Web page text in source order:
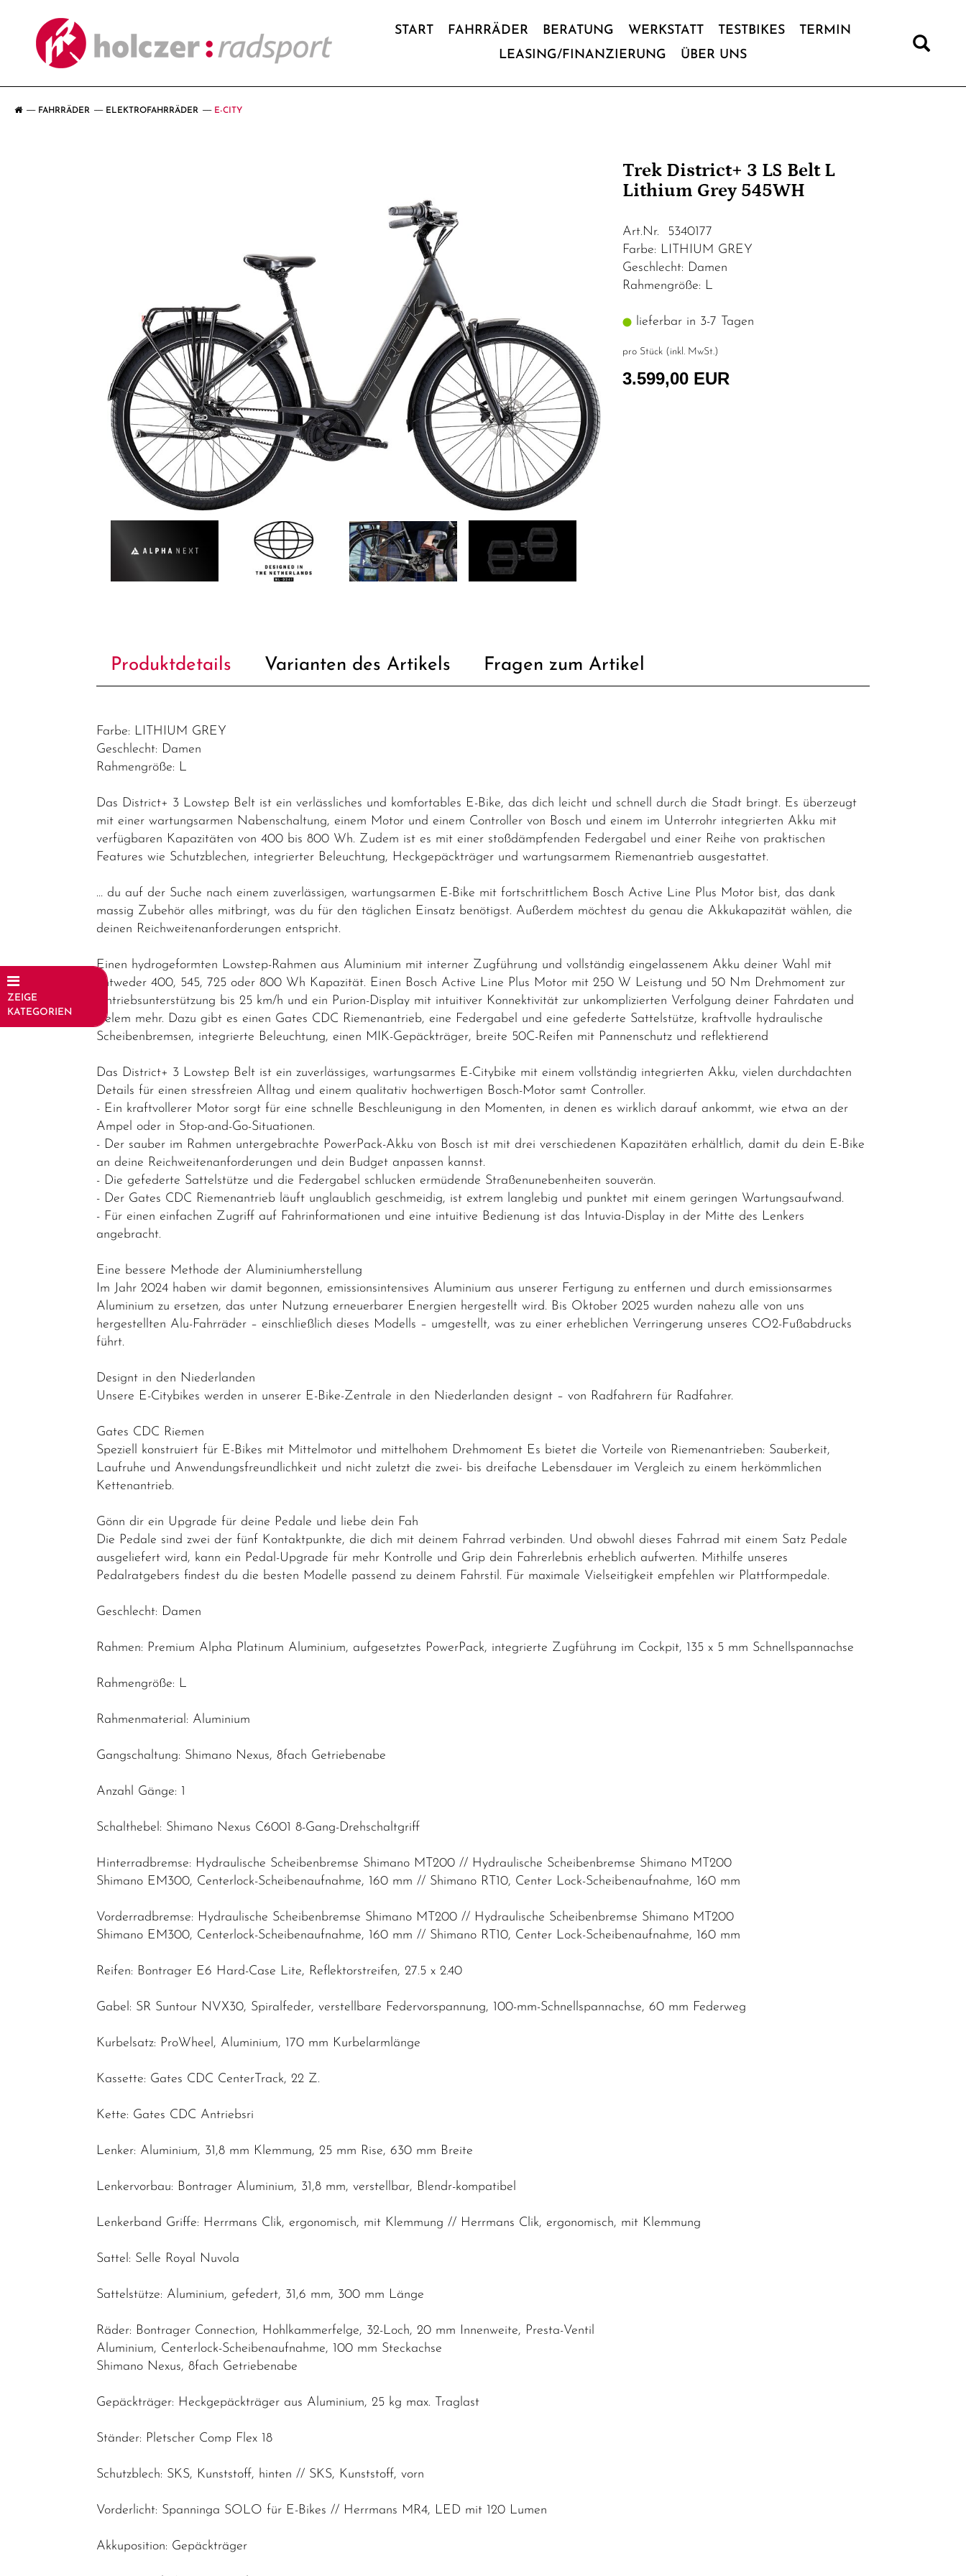
START FAHRRÄDER BERATUNG WERKSTATT TESTBIKES
TERMIN
LEASING/FINANZIERUNG
ÜBER UNS
FAHRRÄDER ELEKTROFAHRRÄDER E-CITY
ZEIGE
KATEGORIEN
Elektrofahrräder
Jugendfahrräder
Mountainbikes
Trek District+ 3 LS Belt L
Lithium Grey 545WH
Art.Nr. 5340177
Farbe: LITHIUM GREY
Geschlecht: Damen
Rahmengröße: L
lieferbar in 3-7 Tagen
pro Stück (inkl. MwSt.)
3.599,00 EUR
Produktdetails Varianten des Artikels Fragen zum Artikel
Farbe: LITHIUM GREY
Geschlecht: Damen
Rahmengröße: L
Das District+ 3 Lowstep Belt ist ein verlässliches und komfortables E-Bike, das dich leicht und schnell durch die Stadt bringt. Es überzeugt
mit einer wartungsarmen Nabenschaltung, einem Motor und einem Controller von Bosch und einem im Unterrohr integrierten Akku mit
verfügbaren Kapazitäten von 400 bis 800 Wh. Zudem ist es mit einer stoßdämpfenden Federgabel und einer Reihe von praktischen
Features wie Schutzblechen, integrierter Beleuchtung, Heckgepäckträger und wartungsarmem Riemenantrieb ausgestattet.
… du auf der Suche nach einem zuverlässigen, wartungsarmen E-Bike mit fortschrittlichem Bosch Active Line Plus Motor bist, das dank
massig Zubehör alles mitbringt, was du für den täglichen Einsatz benötigst. Außerdem möchtest du genau die Akkukapazität wählen, die
deinen Reichweitenanforderungen entspricht.
Einen hydrogeformten Lowstep-Rahmen aus Aluminium mit interner Zugführung und vollständig eingelassenem Akku deiner Wahl mit
entweder 400, 545, 725 oder 800 Wh Kapazität. Einen Bosch Active Line Plus Motor mit 250 W Leistung und 50 Nm Drehmoment zur
Antriebsunterstützung bis 25 km/h und ein Purion-Display mit intuitiver Konnektivität zur unkomplizierten Verfolgung deiner Fahrdaten und
vielem mehr. Dazu gibt es einen Gates CDC Riemenantrieb, eine Federgabel und eine gefederte Sattelstütze, kraftvolle hydraulische
Scheibenbremsen, integrierte Beleuchtung, einen MIK-Gepäckträger, breite 50C-Reifen mit Pannenschutz und reflektierend
Das District+ 3 Lowstep Belt ist ein zuverlässiges, wartungsarmes E-Citybike mit einem vollständig integrierten Akku, vielen durchdachten
Details für einen stressfreien Alltag und einem qualitativ hochwertigen Bosch-Motor samt Controller.
- Ein kraftvollerer Motor sorgt für eine schnelle Beschleunigung in den Momenten, in denen es wirklich darauf ankommt, wie etwa an der
Ampel oder in Stop-and-Go-Situationen.
- Der sauber im Rahmen untergebrachte PowerPack-Akku von Bosch ist mit drei verschiedenen Kapazitäten erhältlich, damit du dein E-Bike
an deine Reichweitenanforderungen und dein Budget anpassen kannst.
- Die gefederte Sattelstütze und die Federgabel schlucken ermüdende Straßenunebenheiten souverän.
- Der Gates CDC Riemenantrieb läuft unglaublich geschmeidig, ist extrem langlebig und punktet mit einem geringen Wartungsaufwand.
- Für einen einfachen Zugriff auf Fahrinformationen und eine intuitive Bedienung ist das Intuvia-Display in der Mitte des Lenkers
angebracht.
Eine bessere Methode der Aluminiumherstellung
Im Jahr 2024 haben wir damit begonnen, emissionsintensives Aluminium aus unserer Fertigung zu entfernen und durch emissionsarmes
Aluminium zu ersetzen, das unter Nutzung erneuerbarer Energien hergestellt wird. Bis Oktober 2025 wurden nahezu alle von uns
hergestellten Alu-Fahrräder – einschließlich dieses Modells – umgestellt, was zu einer erheblichen Verringerung unseres CO2-Fußabdrucks
führt.
Designt in den Niederlanden
Unsere E-Citybikes werden in unserer E-Bike-Zentrale in den Niederlanden designt – von Radfahrern für Radfahrer.
Gates CDC Riemen
Speziell konstruiert für E-Bikes mit Mittelmotor und mittelhohem Drehmoment Es bietet die Vorteile von Riemenantrieben: Sauberkeit,
Laufruhe und Anwendungsfreundlichkeit und nicht zuletzt die zwei- bis dreifache Lebensdauer im Vergleich zu einem herkömmlichen
Kettenantrieb.
Gönn dir ein Upgrade für deine Pedale und liebe dein Fah
Die Pedale sind zwei der fünf Kontaktpunkte, die dich mit deinem Fahrrad verbinden. Und obwohl dieses Fahrrad mit einem Satz Pedale
ausgeliefert wird, kann ein Pedal-Upgrade für mehr Kontrolle und Grip dein Fahrerlebnis erheblich aufwerten. Mithilfe unseres
Pedalratgebers findest du die besten Modelle passend zu deinem Fahrstil. Für maximale Vielseitigkeit empfehlen wir Plattformpedale.
Geschlecht: Damen
Rahmen: Premium Alpha Platinum Aluminium, aufgesetztes PowerPack, integrierte Zugführung im Cockpit, 135 x 5 mm Schnellspannachse
Rahmengröße: L
Rahmenmaterial: Aluminium
Gangschaltung: Shimano Nexus, 8fach Getriebenabe
Anzahl Gänge: 1
Schalthebel: Shimano Nexus C6001 8-Gang-Drehschaltgriff
Hinterradbremse: Hydraulische Scheibenbremse Shimano MT200 // Hydraulische Scheibenbremse Shimano MT200
Shimano EM300, Centerlock-Scheibenaufnahme, 160 mm // Shimano RT10, Center Lock-Scheibenaufnahme, 160 mm
Vorderradbremse: Hydraulische Scheibenbremse Shimano MT200 // Hydraulische Scheibenbremse Shimano MT200
Shimano EM300, Centerlock-Scheibenaufnahme, 160 mm // Shimano RT10, Center Lock-Scheibenaufnahme, 160 mm
Reifen: Bontrager E6 Hard-Case Lite, Reflektorstreifen, 27.5 x 2.40
Gabel: SR Suntour NVX30, Spiralfeder, verstellbare Federvorspannung, 100-mm-Schnellspannachse, 60 mm Federweg
Kurbelsatz: ProWheel, Aluminium, 170 mm Kurbelarmlänge
Kassette: Gates CDC CenterTrack, 22 Z.
Kette: Gates CDC Antriebsri
Lenker: Aluminium, 31,8 mm Klemmung, 25 mm Rise, 630 mm Breite
Lenkervorbau: Bontrager Aluminium, 31,8 mm, verstellbar, Blendr-kompatibel
Lenkerband Griffe: Herrmans Clik, ergonomisch, mit Klemmung // Herrmans Clik, ergonomisch, mit Klemmung
Sattel: Selle Royal Nuvola
Sattelstütze: Aluminium, gefedert, 31,6 mm, 300 mm Länge
Räder: Bontrager Connection, Hohlkammerfelge, 32-Loch, 20 mm Innenweite, Presta-Ventil
Aluminium, Centerlock-Scheibenaufnahme, 100 mm Steckachse
Shimano Nexus, 8fach Getriebenabe
Gepäckträger: Heckgepäckträger aus Aluminium, 25 kg max. Traglast
Ständer: Pletscher Comp Flex 18
Schutzblech: SKS, Kunststoff, hinten // SKS, Kunststoff, vorn
Vorderlicht: Spanninga SOLO für E-Bikes // Herrmans MR4, LED mit 120 Lumen
Akkuposition: Gepäckträger